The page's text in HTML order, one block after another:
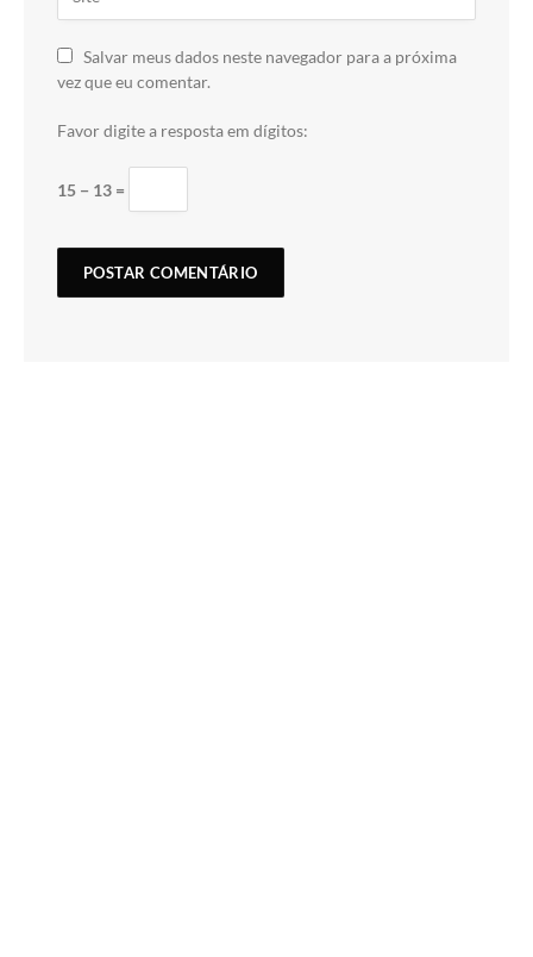
Salvar meus dados neste navegador para a próxima
vez que eu comentar.
Favor digite a resposta em dígitos:
15 − 13 =